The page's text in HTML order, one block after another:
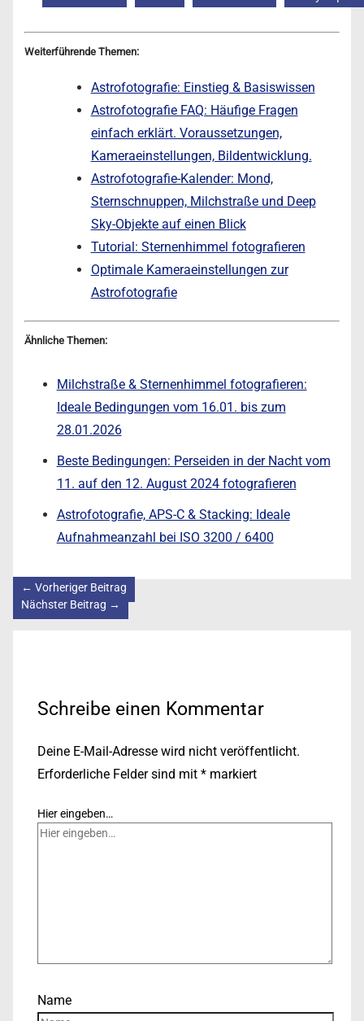
Weiterführende Themen:
Astrofotografie: Einstieg & Basiswissen
Astrofotografie FAQ: Häufige Fragen
einfach erklärt. Voraussetzungen,
Kameraeinstellungen, Bildentwicklung.
Astrofotografie-Kalender: Mond,
Sternschnuppen, Milchstraße und Deep
Sky-Objekte auf einen Blick
Tutorial: Sternenhimmel fotografieren
Optimale Kameraeinstellungen zur
Astrofotografie
Ähnliche Themen:
Milchstraße & Sternenhimmel fotografieren:
Ideale Bedingungen vom 16.01. bis zum
28.01.2026
Beste Bedingungen: Perseiden in der Nacht vom
11. auf den 12. August 2024 fotografieren
Astrofotografie, APS-C & Stacking: Ideale
Aufnahmeanzahl bei ISO 3200 / 6400
← Vorheriger Beitrag
Nächster Beitrag →
Schreibe einen Kommentar
Deine E-Mail-Adresse wird nicht veröffentlicht.
Erforderliche Felder sind mit *markiert
Hier eingeben…
Name